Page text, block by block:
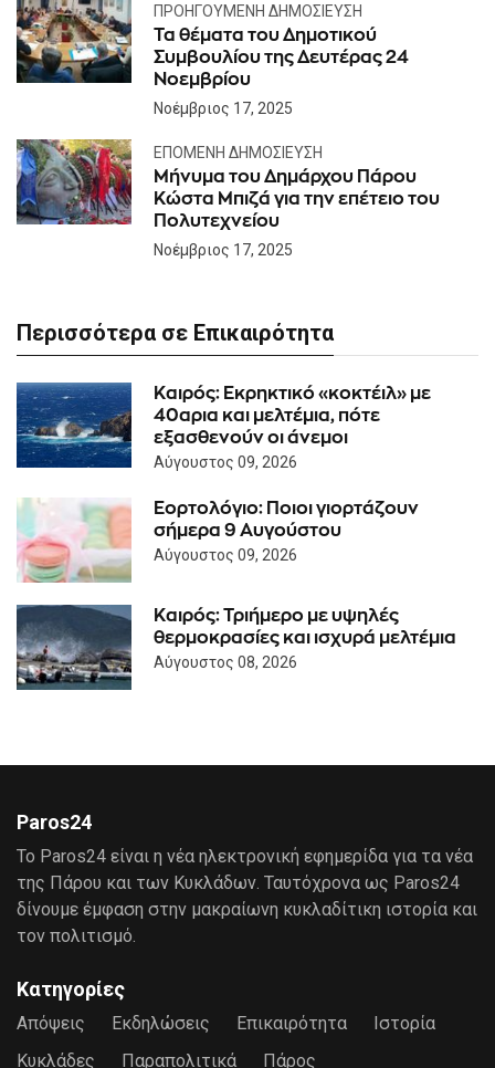
ΠΡΟΗΓΟΎΜΕΝΗ ΔΗΜΟΣΊΕΥΣΗ
Τα θέματα του Δημοτικού
Συμβουλίου της Δευτέρας 24
Νοεμβρίου
Νοέμβριος 17, 2025
ΕΠΌΜΕΝΗ ΔΗΜΟΣΊΕΥΣΗ
Μήνυμα του Δημάρχου Πάρου
Κώστα Μπιζά για την επέτειο του
Πολυτεχνείου
Νοέμβριος 17, 2025
Περισσότερα σε Επικαιρότητα
Καιρός: Eκρηκτικό «κοκτέιλ» με
40αρια και μελτέμια, πότε
εξασθενούν οι άνεμοι
Αύγουστος 09, 2026
Εορτολόγιο: Ποιοι γιορτάζουν
σήμερα 9 Αυγούστου
Αύγουστος 09, 2026
Καιρός: Τριήμερο με υψηλές
θερμοκρασίες και ισχυρά μελτέμια
Αύγουστος 08, 2026
Paros24
Το Paros24 είναι η νέα ηλεκτρονική εφημερίδα για τα νέα
της Πάρου και των Κυκλάδων. Ταυτόχρονα ως Paros24
δίνουμε έμφαση στην μακραίωνη κυκλαδίτικη ιστορία και
τον πολιτισμό.
Κατηγορίες
Απόψεις Εκδηλώσεις Επικαιρότητα
Ιστορία
Κυκλάδες
Παραπολιτικά Πάρος